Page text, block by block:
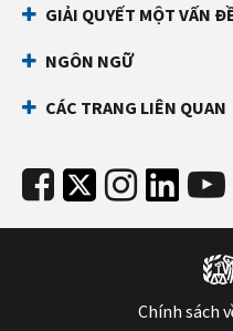
GIẢI QUYẾT MỘT VẤN
NGÔN NGỮ
CÁC TRANG LIÊN QUAN
Chính sách